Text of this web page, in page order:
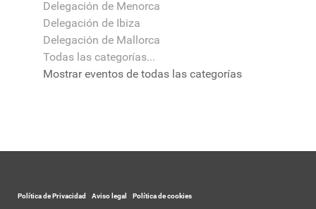
Delegación de Menorca
Delegación de Ibiza
Delegación de Mallorca
Todas las categorías...
Mostrar eventos de todas las categorías
Política de Privacidad Aviso legal Política de cookies